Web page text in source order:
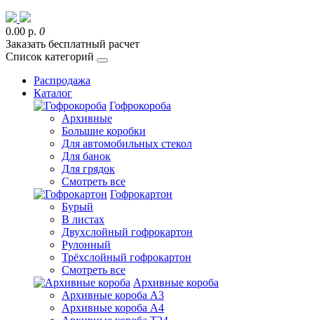
0.00 р. 0
Заказать бесплатный расчет
Список категорий
Распродажа
Каталог
Гофрокороба
Архивные
Большие коробки
Для автомобильных стекол
Для банок
Для грядок
Смотреть все
Гофрокартон
Бурый
В листах
Двухслойный гофрокартон
Рулонный
Трёхслойный гофрокартон
Смотреть все
Архивные короба
Архивные короба А3
Архивные короба А4